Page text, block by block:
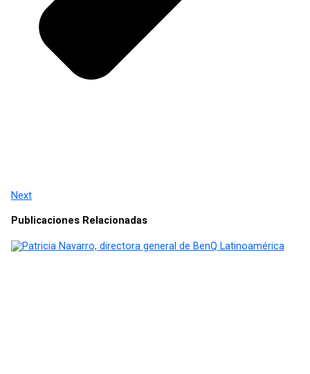
Next
Publicaciones Relacionadas